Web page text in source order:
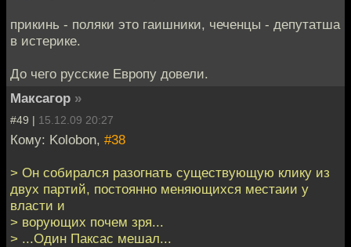
прикинь - поляки это гаишники, чеченцы - депутатша
в истерике.
До чего русские Европу довели.
Максагор »
#49 | 15.12.09 20:27
Кому: Kolobon, #38
> Он собирался разогнать существующую клику из
двух партий, постоянно меняющихся местаии у
власти и
> ворующих почем зря...
> ...Один Паксас мешал...